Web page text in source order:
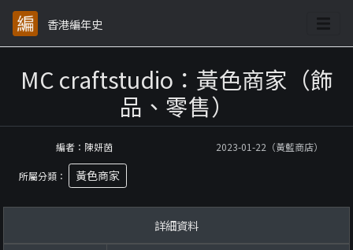
香港編年史
MC craftstudio：黃色商家（飾
品、零售）
編者：陳妍茵 2023-01-22（黃藍商店）
所屬分類： 黃色商家
詳細資料